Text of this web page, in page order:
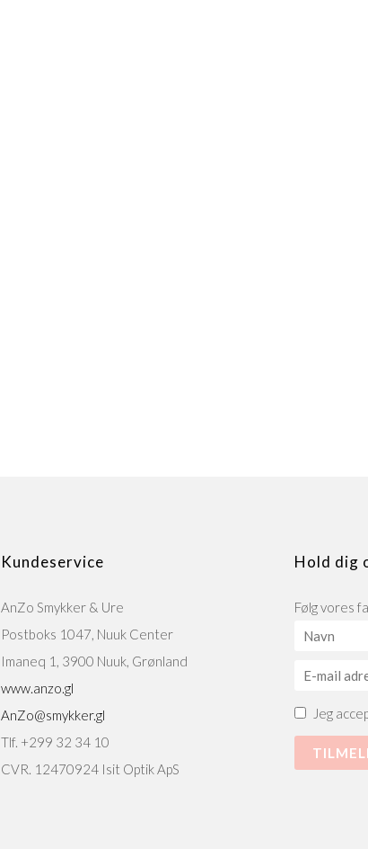
Kundeservice
AnZo Smykker & Ure
Postboks 1047, Nuuk Center
Imaneq 1, 3900 Nuuk, Grønland
www.anzo.gl
AnZo@smykker.gl
Tlf. +299 32 34 10
CVR. 12470924 Isit Optik ApS
Hold dig
Følg vores
Jeg